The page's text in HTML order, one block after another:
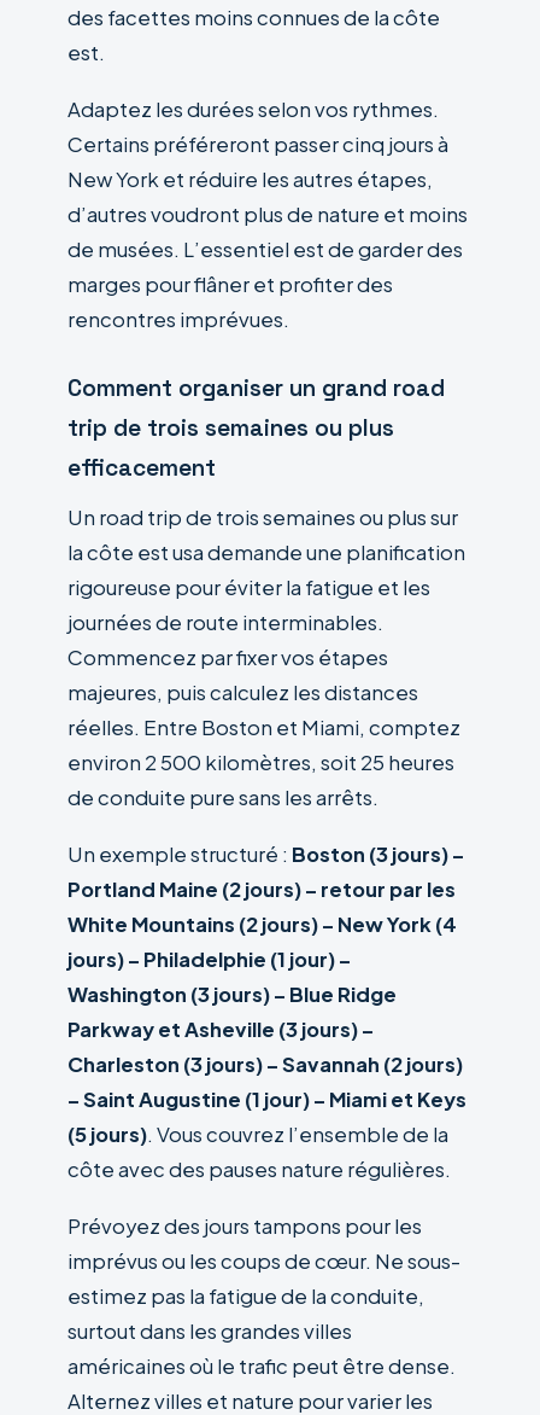
des facettes moins connues de la côte
est.
Adaptez les durées selon vos rythmes.
Certains préféreront passer cinq jours à
New York et réduire les autres étapes,
d’autres voudront plus de nature et moins
de musées. L’essentiel est de garder des
marges pour flâner et profiter des
rencontres imprévues.
Comment organiser un grand road
trip de trois semaines ou plus
efficacement
Un road trip de trois semaines ou plus sur
la côte est usa demande une planification
rigoureuse pour éviter la fatigue et les
journées de route interminables.
Commencez par fixer vos étapes
majeures, puis calculez les distances
réelles. Entre Boston et Miami, comptez
environ 2 500 kilomètres, soit 25 heures
de conduite pure sans les arrêts.
Un exemple structuré : Boston (3 jours) –
Portland Maine (2 jours) – retour par les
White Mountains (2 jours) – New York (4
jours) – Philadelphie (1 jour) –
Washington (3 jours) – Blue Ridge
Parkway et Asheville (3 jours) –
Charleston (3 jours) – Savannah (2 jours)
– Saint Augustine (1 jour) – Miami et Keys
(5 jours). Vous couvrez l’ensemble de la
côte avec des pauses nature régulières.
Prévoyez des jours tampons pour les
imprévus ou les coups de cœur. Ne sous-
estimez pas la fatigue de la conduite,
surtout dans les grandes villes
américaines où le trafic peut être dense.
Alternez villes et nature pour varier les